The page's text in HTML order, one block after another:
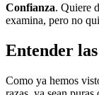
Confianza. Quiere
examina, pero no
Entender
Como ya hemos